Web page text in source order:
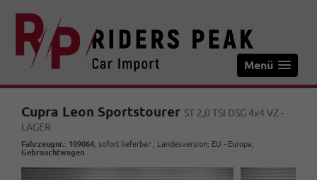
Menü
Cupra Leon Sportstourer ST 2,0 TSI DSG 4x4 VZ -
LAGER
Fahrzeugnr.: 109064 sofort lieferbar , Landesversion: EU - Europa,
Gebrauchtwagen